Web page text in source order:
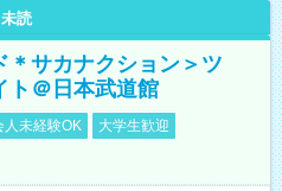
未読
＊サカナクション＞ツ
ト＠日本武道館
人未経験OK
大学生歓迎